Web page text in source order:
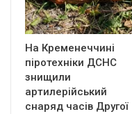
На Кременеччині
піротехніки ДСНС
знищили
артилерійський
снаряд часів Другої